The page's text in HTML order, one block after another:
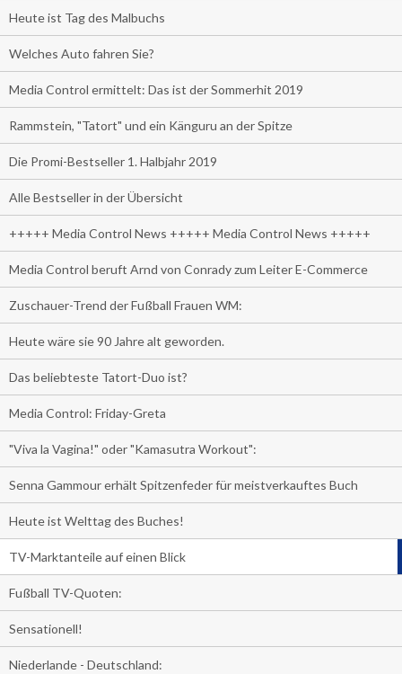
Heute ist Tag des Malbuchs
Welches Auto fahren Sie?
Media Control ermittelt: Das ist der Sommerhit 2019
Rammstein, "Tatort" und ein Känguru an der Spitze
Die Promi-Bestseller 1. Halbjahr 2019
Alle Bestseller in der Übersicht
+++++ Media Control News +++++ Media Control News +++++
Media Control beruft Arnd von Conrady zum Leiter E-Commerce
Zuschauer-Trend der Fußball Frauen WM:
Heute wäre sie 90 Jahre alt geworden.
Das beliebteste Tatort-Duo ist?
Media Control: Friday-Greta
"Viva la Vagina!" oder "Kamasutra Workout":
Senna Gammour erhält Spitzenfeder für meistverkauftes Buch
Heute ist Welttag des Buches!
TV-Marktanteile auf einen Blick
Fußball TV-Quoten:
Sensationell!
Niederlande - Deutschland: